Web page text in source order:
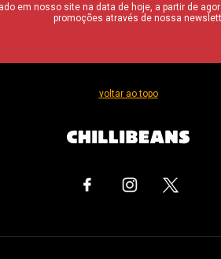
em nosso site na data de hoje, a partir de
promoções através de nossa
voltar ao topo